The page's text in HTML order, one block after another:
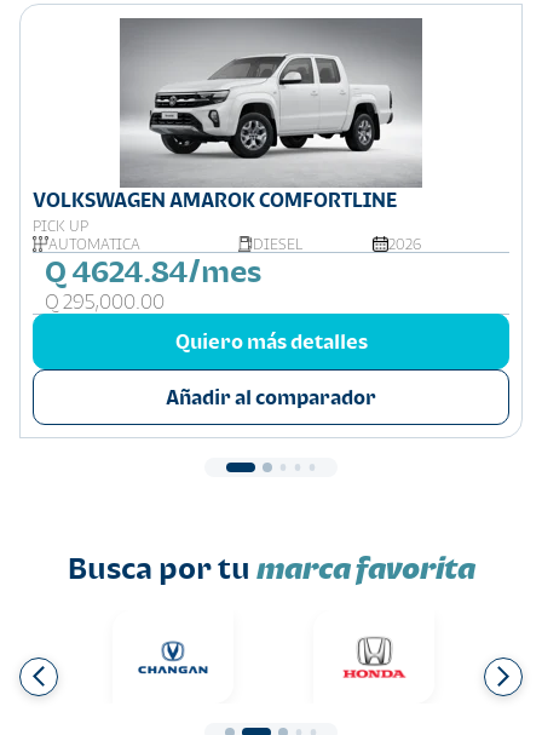
VOLKSWAGEN AMAROK COMFORTLINE
PICK UP
AUTOMÁTICA
DIESEL 2026
Q 4624.84/mes
Q 295,000.00
Quiero más detalles
Añadir al comparador
Busca por tu marca favorita